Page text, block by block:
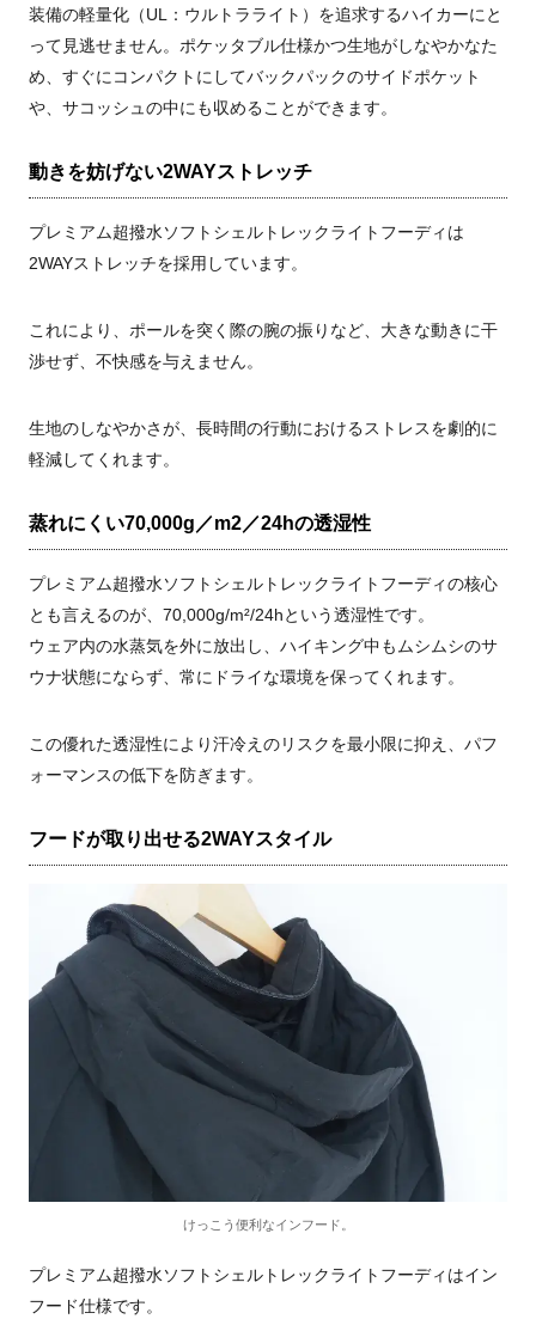
装備の軽量化（UL：ウルトラライト）を追求するハイカーにと
って見逃せません。ポケッタブル仕様かつ生地がしなやかなた
め、すぐにコンパクトにしてバックパックのサイドポケット
や、サコッシュの中にも収めることができます。
動きを妨げない2WAYストレッチ
プレミアム超撥水ソフトシェルトレックライトフーディは
2WAYストレッチを採用しています。
これにより、ポールを突く際の腕の振りなど、大きな動きに干
渉せず、不快感を与えません。
生地のしなやかさが、長時間の行動におけるストレスを劇的に
軽減してくれます。
蒸れにくい70,000g／m2／24hの透湿性
プレミアム超撥水ソフトシェルトレックライトフーディの核心
とも言えるのが、70,000g/m²/24hという透湿性です。
ウェア内の水蒸気を外に放出し、ハイキング中もムシムシのサ
ウナ状態にならず、常にドライな環境を保ってくれます。
この優れた透湿性により汗冷えのリスクを最小限に抑え、パフ
ォーマンスの低下を防ぎます。
フードが取り出せる2WAYスタイル
けっこう便利なインフード。
プレミアム超撥水ソフトシェルトレックライトフーディはイン
フード仕様です。